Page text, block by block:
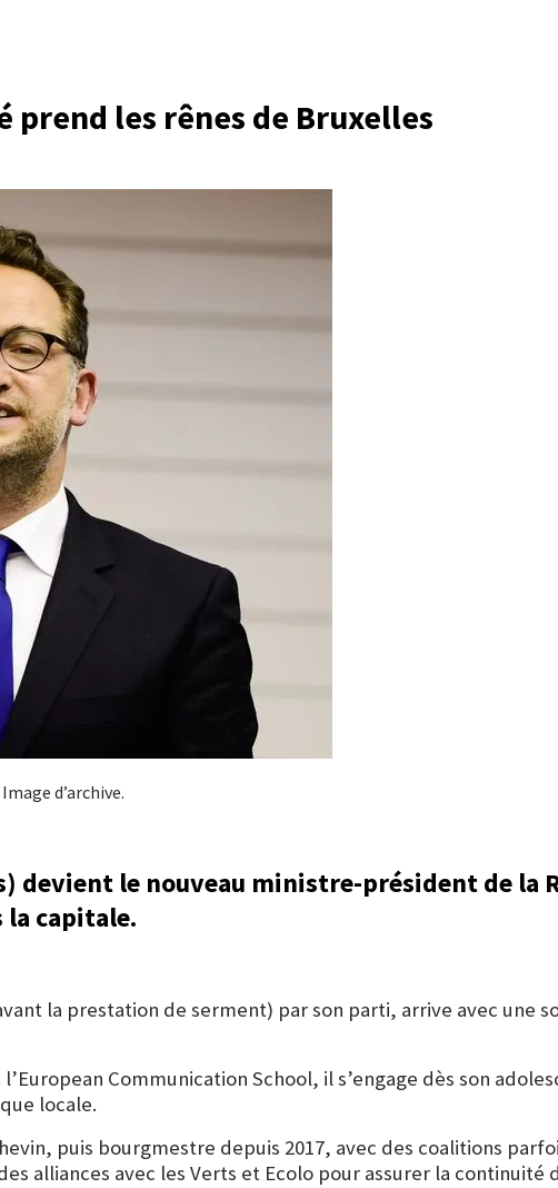
les rênes de Bruxelles
d’archive.
devient le nouveau ministre-président de la
capitale.
la prestation de serment) par son parti, arrive avec une
Communication School, il s’engage dès son
locale.
puis bourgmestre depuis 2017, avec des coalitions
alliances avec les Verts et Ecolo pour assurer la continuité